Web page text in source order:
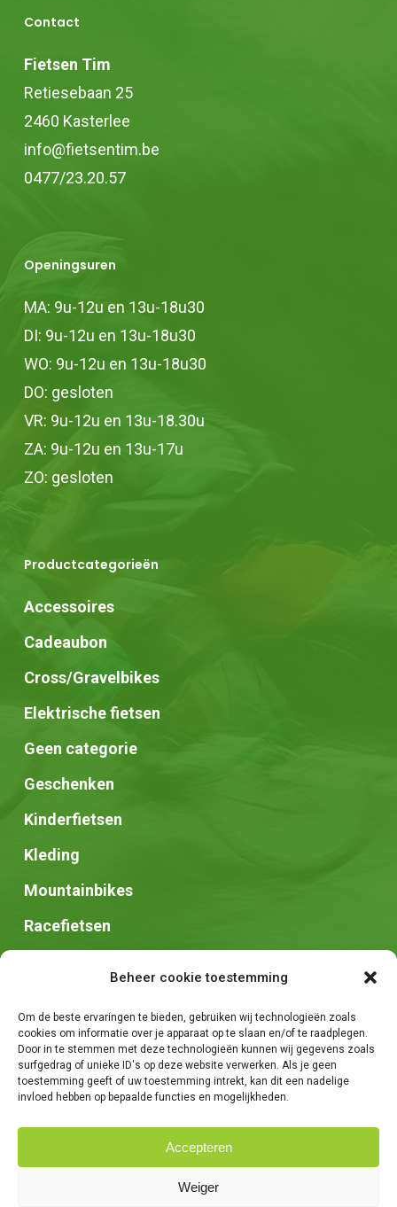
Beheer cookie toestemming
Om de beste ervaringen te bieden, gebruiken wij technologieën zoals
cookies om informatie over je apparaat op te slaan en/of te raadplegen.
Door in te stemmen met deze technologieën kunnen wij gegevens zoals
surfgedrag of unieke ID's op deze website verwerken. Als je geen
toestemming geeft of uw toestemming intrekt, kan dit een nadelige
invloed hebben op bepaalde functies en mogelijkheden.
Accepteren
Weiger
gekozen
worden
op
de
productpagina
Contact
Fietsen Tim
Retiesebaan 25
2460 Kasterlee
info@fietsentim.be
0477/23.20.57
Openingsuren
MA: 9u-12u en 13u-18u30
DI: 9u-12u en 13u-18u30
WO: 9u-12u en 13u-18u30
DO: gesloten
VR: 9u-12u en 13u-18.30u
ZA: 9u-12u en 13u-17u
ZO: gesloten
Productcategorieën
Accessoires
Cadeaubon
Cross/Gravelbikes
Elektrische fietsen
Geen categorie
Geschenken
Kinderfietsen
Kleding
Mountainbikes
Racefietsen
Zadels
We Are Knights